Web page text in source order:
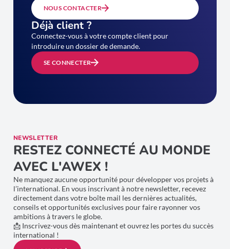
NOUS CONTACTER
Déjà client ?
Connectez-vous à votre compte client pour
introduire un dossier de demande.
SE CONNECTER
NEWSLETTER
RESTEZ CONNECTÉ AU MONDE
AVEC L'AWEX !
Ne manquez aucune opportunité pour développer vos projets à
l’international. En vous inscrivant à notre newsletter, recevez
directement dans votre boîte mail les dernières actualités,
conseils et opportunités exclusives pour faire rayonner vos
ambitions à travers le globe.
📩 Inscrivez-vous dès maintenant et ouvrez les portes du succès
international !